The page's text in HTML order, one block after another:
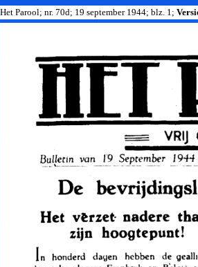
Het Parool; nr. 70d; 19 september 1944; blz. 1;